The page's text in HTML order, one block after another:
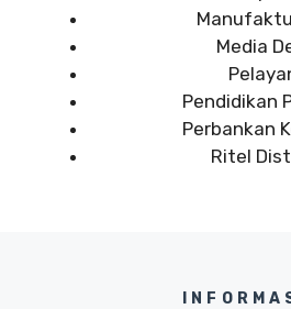
Media
Pendidikan
Perbankan
Ritel